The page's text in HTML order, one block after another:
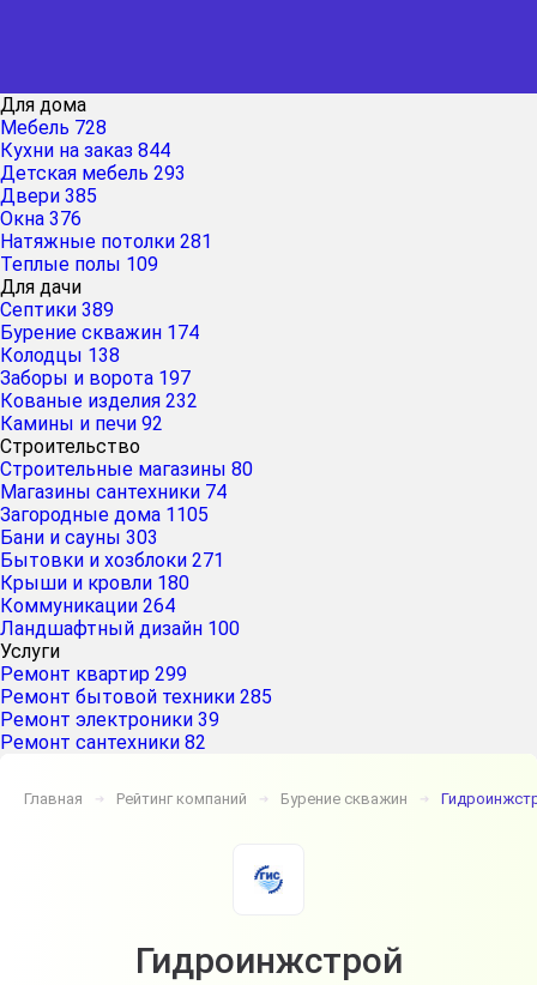
Для дома
Мебель 728
Кухни на заказ 844
Детская мебель 293
Двери 385
Окна 376
Натяжные потолки 281
Теплые полы 109
Для дачи
Септики 389
Бурение скважин 174
Колодцы 138
Заборы и ворота 197
Кованые изделия 232
Камины и печи 92
Строительство
Строительные магазины 80
Магазины сантехники 74
Загородные дома 1105
Бани и сауны 303
Бытовки и хозблоки 271
Крыши и кровли 180
Коммуникации 264
Ландшафтный дизайн 100
Услуги
Ремонт квартир 299
Ремонт бытовой техники 285
Ремонт электроники 39
Ремонт сантехники 82
Главная ➔ Рейтинг компаний ➔ Бурение скважин ➔
Гидроинжстрой